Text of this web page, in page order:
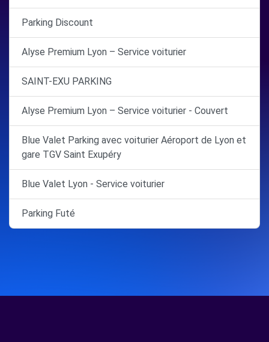
Parking Discount
Alyse Premium Lyon – Service voiturier
SAINT-EXU PARKING
Alyse Premium Lyon – Service voiturier - Couvert
Blue Valet Parking avec voiturier Aéroport de Lyon et
gare TGV Saint Exupéry
Blue Valet Lyon - Service voiturier
Parking Futé